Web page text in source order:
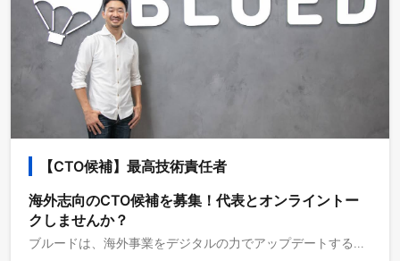
【CTO候補】最高技術責任者
海外志向のCTO候補を募集！代表とオンライントー
クしませんか？
ブルードは、海外事業をデジタルの力でアップデートするベンチャー企業です。 ミッションである「より多くの人にグローバルという選択肢を」実現するため、2012年に創業しました。 ◆求人概要 フルスタックエンジニア、CTO候補の方を募集しています。 お任せするお仕事は、ご希望や適性に応じて、アレンジしています。 まずは代表田中とのカジュアル面談から、具体的に弊社の現状や課題、今後の開発計画をお話しさせていただきます。 ◆業務イメージ ・技術選定、優先度検討、あらゆる問題の技術的な解決、プロセスの最適化 ・外部開発チームとの連携 ・開発における意思決定、自身も手を動かしての開発 ・プロダクトの要件定義、設計、開発、進行管理 ・経営やPdM、PMとメンバーの技術的接続 ◆技術スタック PHP / Laravel / Typesciprt / React / Redux / MySQL / AWS / Github 等 上記は現行サービスで採用している主な技術スタックとなります。 新規サービスや今後の開発にあわせて、技術スタックを見直す可能性があります。 ＝＝＝採用情報まとめ＝＝＝ ▼代表メッセージ：採用候補者さまへの手紙 https://bit.ly/3umwP28 ▼代表インタビュー：“映像メディア”が、新たな事業家集団を創る https://bit.ly/48HygXQ ▼会社紹介資料 https://bit.ly/3Mid5Am